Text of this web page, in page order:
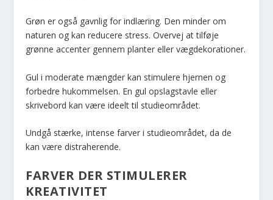
Grøn er også gavnlig for indlæring. Den minder om
naturen og kan reducere stress. Overvej at tilføje
grønne accenter gennem planter eller vægdekorationer.
Gul i moderate mængder kan stimulere hjernen og
forbedre hukommelsen. En gul opslagstavle eller
skrivebord kan være ideelt til studieområdet.
Undgå stærke, intense farver i studieområdet, da de
kan være distraherende.
FARVER DER STIMULERER
KREATIVITET